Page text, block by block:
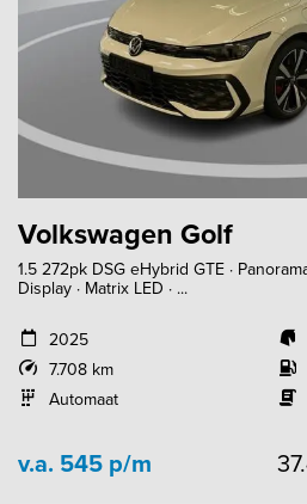
Volkswagen Golf
1.5 272pk DSG eHybrid GTE ·
Display · Matrix LED · ...
2025
7.708 km
Automaat
v.a. 545 p/m